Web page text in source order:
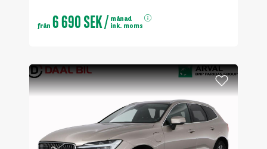
från 6 690 SEK/ månad
ink. moms